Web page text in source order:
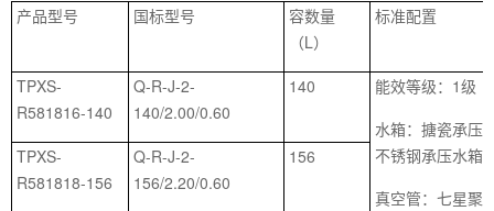
产品型号
国标型号
容数量
（L）
标准配置
TPXS-
R581816-140
Q-R-J-2-
140/2.00/0.60
140
能效等级：1级
水箱：搪瓷承压
不锈钢承压水箱
真空管：七星聚
TPXS-
R581818-156
Q-R-J-2-
156/2.20/0.60
156